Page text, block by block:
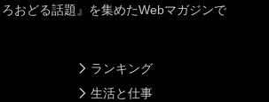
おどる話題』を集めたWebマガジンで
ランキング
生活と仕事